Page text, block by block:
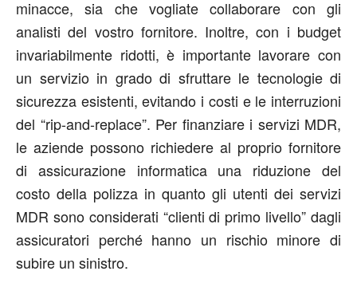
minacce, sia che vogliate collaborare con gli
analisti del vostro fornitore. Inoltre, con i budget
invariabilmente ridotti, è importante lavorare con
un servizio in grado di sfruttare le tecnologie di
sicurezza esistenti, evitando i costi e le interruzioni
del “rip-and-replace”. Per finanziare i servizi MDR,
le aziende possono richiedere al proprio fornitore
di assicurazione informatica una riduzione del
costo della polizza in quanto gli utenti dei servizi
MDR sono considerati “clienti di primo livello” dagli
assicuratori perché hanno un rischio minore di
subire un sinistro.